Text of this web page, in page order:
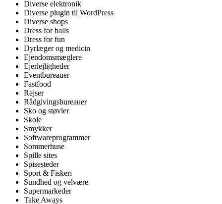
Diverse elektronik
Diverse plugin til WordPress
Diverse shops
Dress for balls
Dress for fun
Dyrlæger og medicin
Ejendomsmæglere
Ejerlejligheder
Eventbureauer
Fastfood
Rejser
Rådgivingsbureauer
Sko og støvler
Skole
Smykker
Softwareprogrammer
Sommerhuse
Spille sites
Spisesteder
Sport & Fiskeri
Sundhed og velvære
Supermarkeder
Take Aways